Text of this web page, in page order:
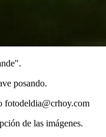
posando.
fotodeldia@crhoy.com
de las imágenes.